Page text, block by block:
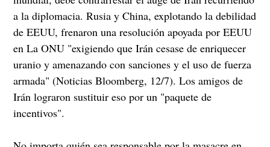
a la diplomacia. Rusia y China, explotando la debilidad
de EEUU, frenaron una resolución apoyada por EEUU
en La ONU "exigiendo que Irán cesase de enriquecer
uranio y amenazando con sanciones y el uso de fuerza
armada" (Noticias Bloomberg, 12/7). Los amigos de
Irán lograron sustituir eso por un "paquete de
incentivos".